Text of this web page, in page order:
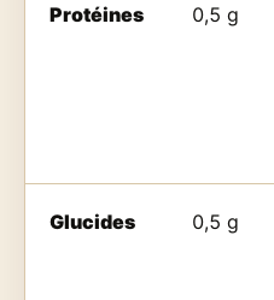
Protéines 0,5 g
Glucides 0,5 g